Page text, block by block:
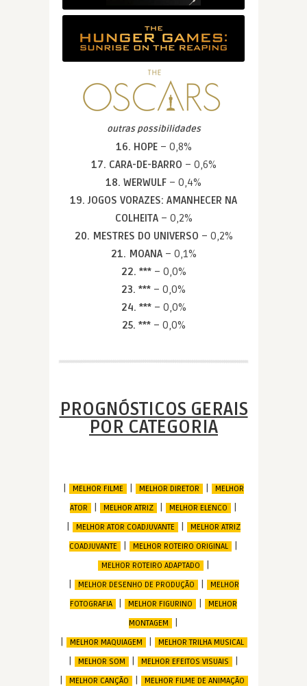
outras possibilidades
16. HOPE – 0,8%
17. CARA-DE-BARRO – 0,6%
18. WERWULF – 0,4%
19. JOGOS VORAZES: AMANHECER NA
COLHEITA – 0,2%
20. MESTRES DO UNIVERSO – 0,2%
21. MOANA – 0,1%
22. *** – 0,0%
23. *** – 0,0%
24. *** – 0,0%
25. *** – 0,0%
PROGNÓSTICOS GERAIS
POR CATEGORIA
| MELHOR FILME | MELHOR DIRETOR |
MELHOR
ATOR
| MELHOR ATRIZ | MELHOR ELENCO
|
|
MELHOR ATOR COADJUVANTE |
MELHOR ATRIZ
COADJUVANTE
| MELHOR ROTEIRO ORIGINAL |
MELHOR ROTEIRO ADAPTADO |
|
MELHOR DESENHO DE PRODUÇÃO |
MELHOR
FOTOGRAFIA
| MELHOR FIGURINO |
MELHOR
MONTAGEM
|
|
MELHOR MAQUIAGEM | MELHOR TRILHA MUSICAL
| MELHOR SOM | MELHOR EFEITOS VISUAIS
|
|
MELHOR CANÇÃO | MELHOR FILME DE ANIMAÇÃO